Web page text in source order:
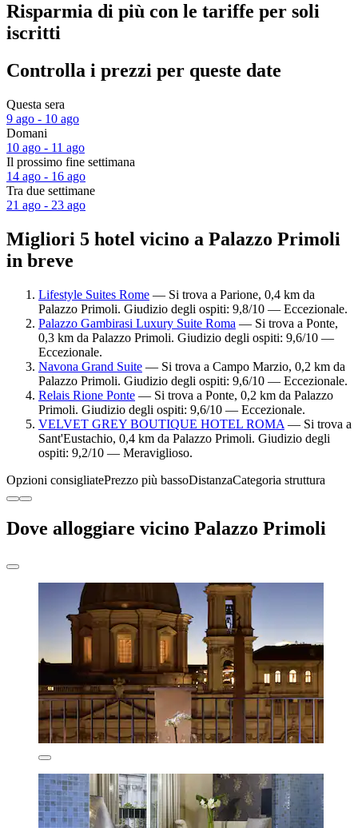
Risparmia di più con le tariffe per soli
iscritti
Controlla i prezzi per queste date
Questa sera
9 ago - 10 ago
Domani
10 ago - 11 ago
Il prossimo fine settimana
14 ago - 16 ago
Tra due settimane
21 ago - 23 ago
Migliori 5 hotel vicino a Palazzo Primoli
in breve
Lifestyle Suites Rome — Si trova a Parione, 0,4 km da
Palazzo Primoli. Giudizio degli ospiti: 9,8/10 — Eccezionale.
Palazzo Gambirasi Luxury Suite Roma — Si trova a Ponte,
0,3 km da Palazzo Primoli. Giudizio degli ospiti: 9,6/10 —
Eccezionale.
Navona Grand Suite — Si trova a Campo Marzio, 0,2 km da
Palazzo Primoli. Giudizio degli ospiti: 9,6/10 — Eccezionale.
Relais Rione Ponte — Si trova a Ponte, 0,2 km da Palazzo
Primoli. Giudizio degli ospiti: 9,6/10 — Eccezionale.
VELVET GREY BOUTIQUE HOTEL ROMA — Si trova a
Sant'Eustachio, 0,4 km da Palazzo Primoli. Giudizio degli
ospiti: 9,2/10 — Meraviglioso.
Opzioni consigliatePrezzo più bassoDistanzaCategoria struttura
Dove alloggiare vicino Palazzo Primoli